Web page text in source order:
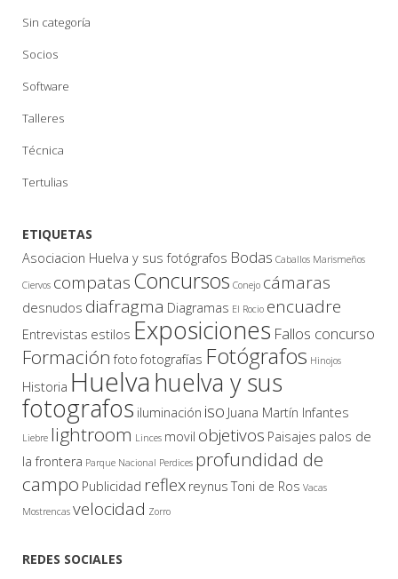
Sin categoría
Socios
Software
Talleres
Técnica
Tertulias
ETIQUETAS
Asociacion Huelva y sus fotógrafos Bodas Caballos Marismeños
Ciervos compatasConcursos Conejo cámaras
desnudos diafragma Diagramas El Rocio encuadre
Entrevistas estilos Exposiciones Fallos concurso
Formación foto fotografías Fotógrafos Hinojos
Historia Huelvahuelva y sus
fotografos iluminación iso Juana Martín Infantes
Liebre lightroom Linces movil objetivos Paisajes palos de
la frontera Parque Nacional Perdices profundidad de
campo Publicidad reflex reynus Toni de Ros Vacas
Mostrencas velocidad Zorro
REDES SOCIALES